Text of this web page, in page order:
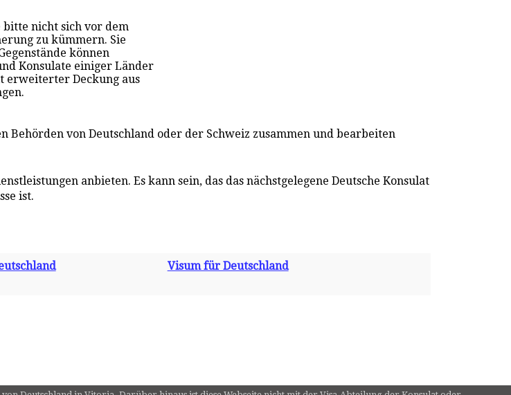
bitte nicht sich vor dem
zu kümmern. Sie
können
Konsulate einiger Länder
erweiterter Deckung aus
Behörden von Deutschland oder der Schweiz zusammen und bearbeiten
anbieten. Es kann sein, das das nächstgelegene Deutsche Konsulat
ist.
Visum für Deutschland